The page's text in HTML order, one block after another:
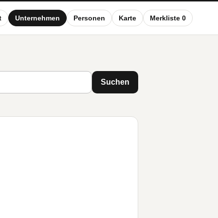
Unternehmen Personen Karte Merkliste 0
Suchen